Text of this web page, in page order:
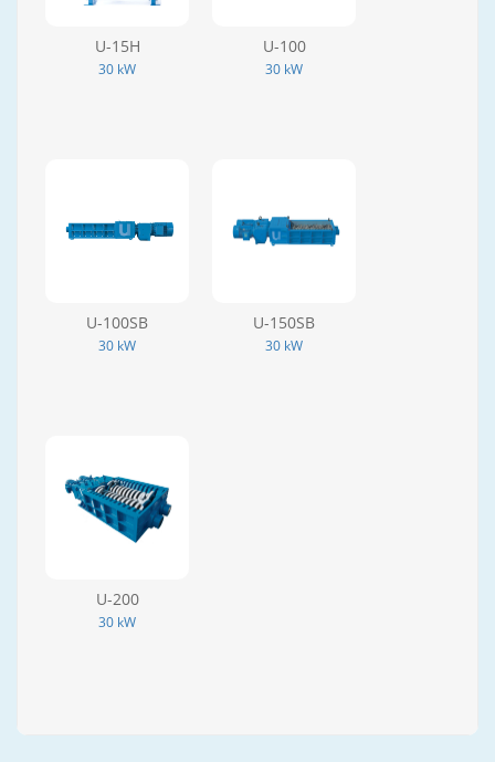
U-15H
30 kW
U-100
30 kW
U-100SB
30 kW
U-150SB
30 kW
U-200
30 kW